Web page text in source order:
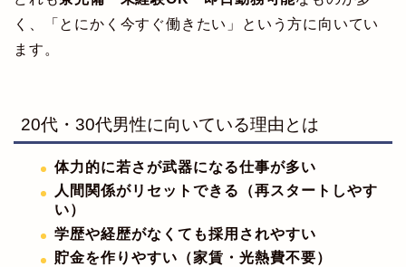
く、「とにかく今すぐ働きたい」という方に向いてい
ます。
20代・30代男性に向いている理由とは
体力的に若さが武器になる仕事が多い
人間関係がリセットできる（再スタートしやす
い）
学歴や経歴がなくても採用されやすい
貯金を作りやすい（家賃・光熱費不要）